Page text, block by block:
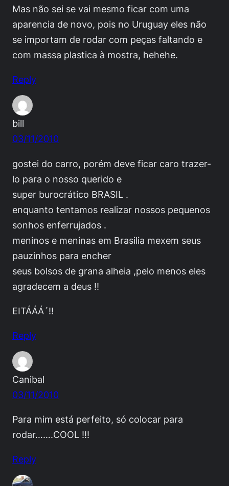
Mas não sei se vai mesmo ficar com uma
aparencia de novo, pois no Uruguay eles não
se importam de rodar com peças faltando e
com massa plastica à mostra, hehehe.
Reply
bill
03/11/2010
gostei do carro, porém deve ficar caro trazer-
lo para o nosso querido e
super burocrático BRASIL .
enquanto tentamos realizar nossos pequenos
sonhos enferrujados .
meninos e meninas em Brasilia mexem seus
pauzinhos para encher
seus bolsos de grana alheia ,pelo menos eles
agradecem a deus !!
EITÁÁÁ´!!
Reply
Canibal
03/11/2010
Para mim está perfeito, só colocar para
rodar…….COOL !!!
Reply